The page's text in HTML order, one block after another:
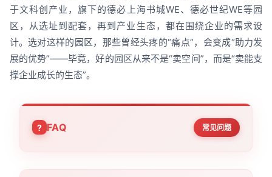
于文科创产业，旗下的德必上海书城WE、德必世纪WE等园
区，从选址到配套，再到产业生态，都在围绕企业的需求设
计。选对这样的园区，那些曾经头疼的“痛点”，会变成“助力发
展的优势”——毕竟，好的园区从来不是“卖空间”，而是“卖能支
撑企业成长的生态”。
FAQ 常见问题